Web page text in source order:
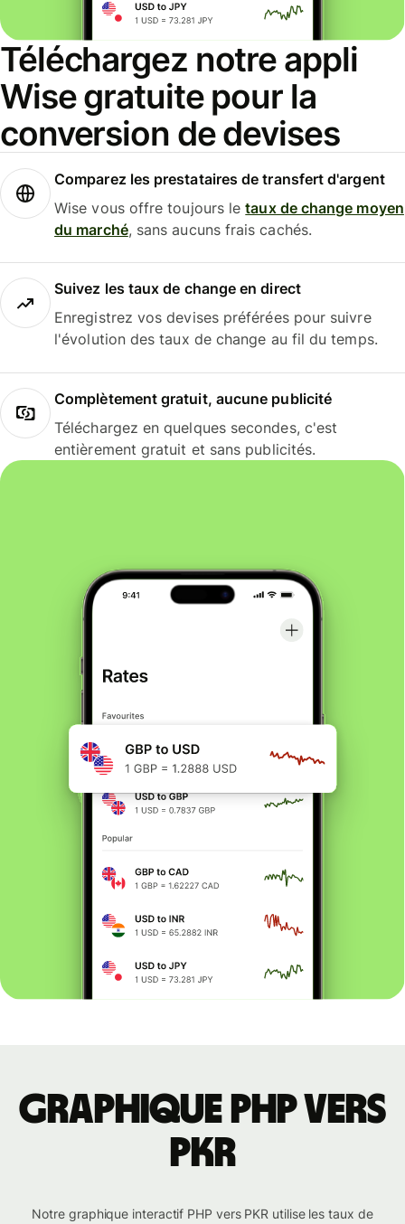
Téléchargez notre appli
Wise gratuite pour la
conversion de devises
Comparez les prestataires de transfert d'argent
Wise vous offre toujours letaux de change moyen
du marché, sans aucuns frais cachés.
Suivez les taux de change en direct
Enregistrez vos devises préférées pour suivre
l'évolution des taux de change au fil du temps.
Complètement gratuit, aucune publicité
Téléchargez en quelques secondes, c'est
entièrement gratuit et sans publicités.
Graphique PHP vers
PKR
Notre graphique interactif PHP vers PKR utilise les taux de